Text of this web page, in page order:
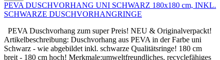
PEVA DUSCHVORHANG UNI SCHWARZ 180x180 cm, INKL.
SCHWARZE DUSCHVORHANGRINGE
PEVA Duschvorhang zum super Preis! NEU & Originalverpackt!
Artikelbeschreibung: Duschvorhang aus PEVA in der Farbe uni
Schwarz - wie abgebildet inkl. schwarze Qualitätsringe! 180 cm
breit - 180 cm hoch! Merkmale:umweltfreundliches, recyclefähiges